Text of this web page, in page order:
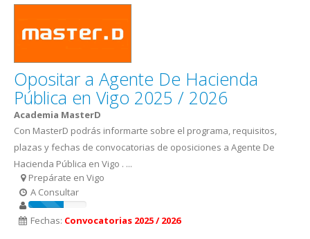
Opositar a Agente De Hacienda
Pública en Vigo 2025 / 2026
Academia MasterD
Con MasterD podrás informarte sobre el programa, requisitos,
plazas y fechas de convocatorias de oposiciones a Agente De
Hacienda Pública en Vigo . ...
Prepárate en Vigo
A Consultar
Fechas: Convocatorias 2025 / 2026